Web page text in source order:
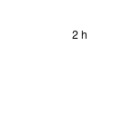
22 kW